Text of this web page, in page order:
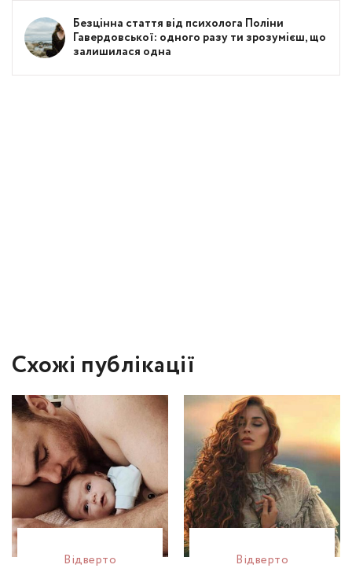
Безцінна стаття від психолога Поліни
Гавердовської: одного разу ти зрозумієш, що
залишилася одна
Схожі публікації
Відвертo Відвертo